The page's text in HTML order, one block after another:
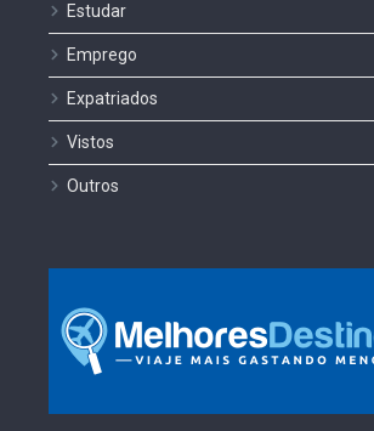
Estudar
Emprego
Expatriados
Vistos
Outros